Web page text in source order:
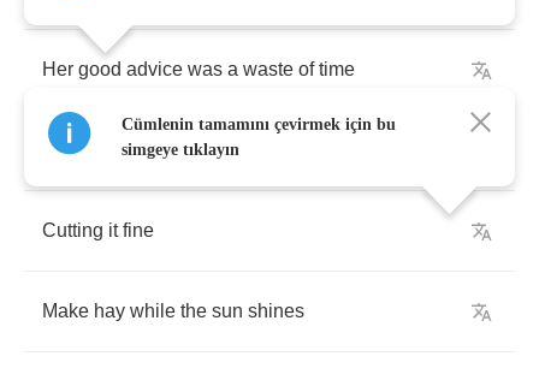
Her good advice was a waste of time
You wanna live fast
Cutting it fine
Make hay while the sun shines
Cümlenin tamamını çevirmek için bu
simgeye tıklayın